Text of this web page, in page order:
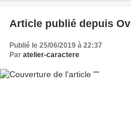
Article
Publié le 25/06/2019 à 22:37
Par atelier-caractere